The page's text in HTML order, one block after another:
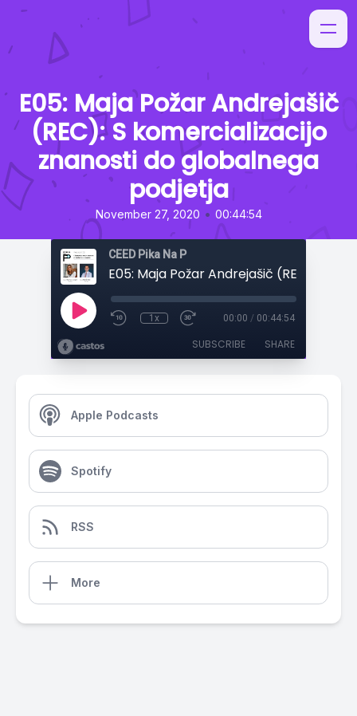
E05: Maja Požar Andrejašič
(REC): S komercializacijo
znanosti do globalnega
podjetja
November 27, 2020 • 00:44:54
CEED Pika Na P
1x 00:00 / 00:44:54
SUBSCRIBE SHARE
Apple Podcasts
Spotify
RSS
More